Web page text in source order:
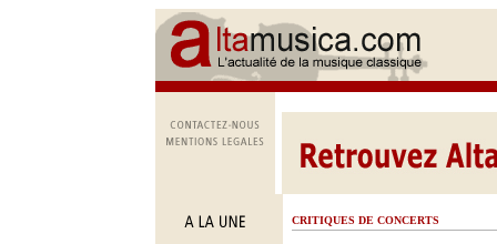
CRITIQUES DE CONCERTS